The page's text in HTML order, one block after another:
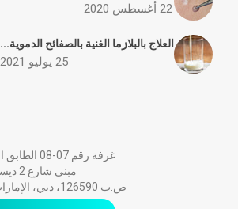
22 أغسطس 2020
العلاج بالبلازما الغنية بالصفائح الدموية...
25 يوليو 2021
غرفة رقم 07-08 الطابق الأول، صيدلية لايف
مبنى شارع 2 ديسمبر، دوار السطوة
ص.ب 126590، دبي، الإمارات العربية المتحدة.